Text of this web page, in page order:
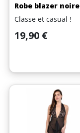
Robe blazer noire
Classe et casual !
Prix
19,90 €